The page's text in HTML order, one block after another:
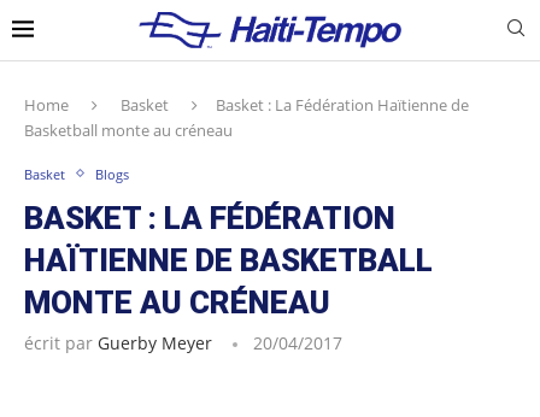
Home Basket
Basket : La Fédération Haïtienne de
Basketball monte au créneau
Basket Blogs
BASKET : LA FÉDÉRATION
HAÏTIENNE DE BASKETBALL
MONTE AU CRÉNEAU
écrit par Guerby Meyer 20/04/2017